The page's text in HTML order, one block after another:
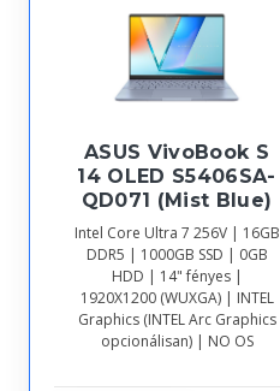
ASUS VivoBook S
14 OLED S5406SA-
QD071 (Mist Blue)
Intel Core Ultra 7 256V | 16GB
DDR5 | 1000GB SSD | 0GB
HDD | 14" fényes |
1920X1200 (WUXGA) | INTEL
Graphics (INTEL Arc Graphics
opcionálisan) | NO OS